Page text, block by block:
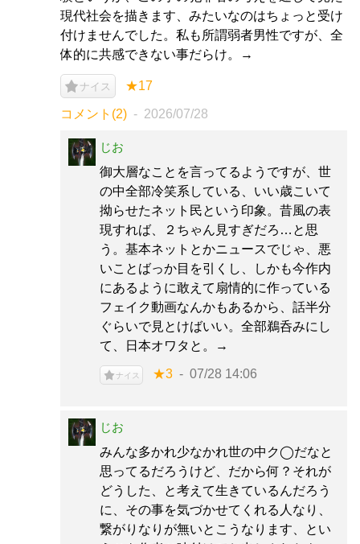
現代社会を描きます、みたいなのはちょっと受け
付けませんでした。私も所謂弱者男性ですが、全
体的に共感できない事だらけ。→
ナイス ★17
コメント(2) 2026/07/28
じお
御大層なことを言ってるようですが、世
の中全部冷笑系している、いい歳こいて
拗らせたネット民という印象。昔風の表
現すれば、２ちゃん見すぎだろ…と思
う。基本ネットとかニュースでじゃ、悪
いことばっか目を引くし、しかも今作内
にあるように敢えて扇情的に作っている
フェイク動画なんかもあるから、話半分
ぐらいで見とけばいい。全部鵜呑みにし
て、日本オワタと。→
ナイス ★3 07/28 14:06
じお
みんな多かれ少なかれ世の中ク◯だなと
思ってるだろうけど、だから何？それが
どうした、と考えて生きているんだろう
に、その事を気づかせてくれる人なり、
繋がりなりが無いとこうなります、とい